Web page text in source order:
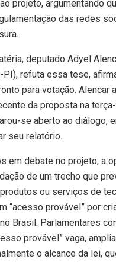
projeto, argumentando
das redes
deputado Adyel
PI), refuta essa tese,
para votação. Alencar
da proposta na
se aberto ao diálogo,
seu relatório.
em debate no projeto, a
de um trecho que
ou serviços de
“acesso provável” por
Brasil. Parlamentares
provável” vaga,
o alcance da lei,